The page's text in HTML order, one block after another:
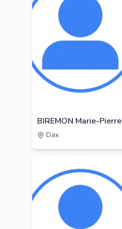
BIREMON Marie-Pierre
Dax